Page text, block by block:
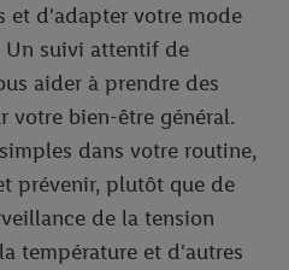
et d'adapter votre mode
Un suivi attentif de
aider à prendre des
votre bien-être général.
dans votre routine,
prévenir, plutôt que de
de la tension
température et d'autres